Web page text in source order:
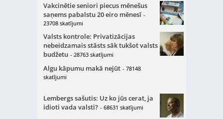
Vakcinētie seniori piecus mēnešus
saņems pabalstu 20 eiro mēnesī -
23708 skatījumi
Valsts kontrole: Privatizācijas
nebeidzamais stāsts sāk tukšot valsts
budžetu - 28763 skatījumi
Algu kāpumu makā nejūt - 78148
skatījumi
Lembergs sašutis: Uz ko jūs cerat, ja
idioti vada valsti? - 68631 skatījumi